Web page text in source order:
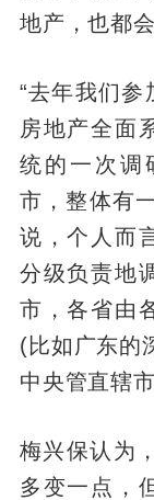
地产，也都
“去年我们参
房地产全面
统的一次调
市，整体有
说，个人而
分级负责地
市，各省由
(比如广东的
中央管直辖
梅兴保认为
多变一点，